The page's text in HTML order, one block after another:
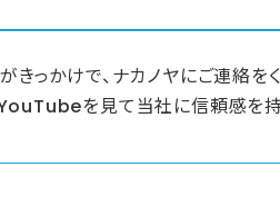
きっかけで、ナカノヤにご連絡を
を見て当社に信頼感を持